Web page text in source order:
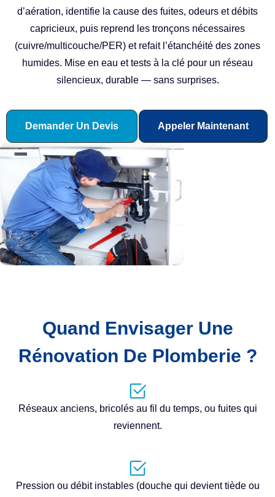
d’aération, identifie la cause des fuites, odeurs et débits
capricieux, puis reprend les tronçons nécessaires
(cuivre/multicouche/PER) et refait l’étanchéité des zones
humides. Mise en eau et tests à la clé pour un réseau
silencieux, durable — sans surprises.
Demander Un Devis Appeler Maintenant
Quand Envisager Une
Rénovation De Plomberie ?
Réseaux anciens, bricolés au fil du temps, ou fuites qui
reviennent.
Pression ou débit instables (douche qui devient tiède ou